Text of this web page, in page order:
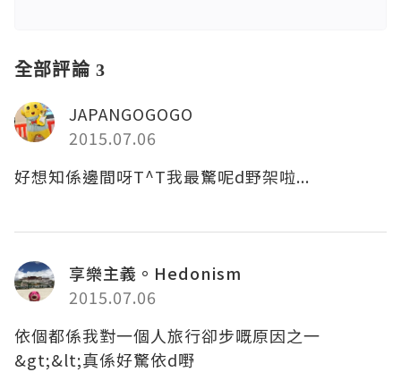
全部評論 3
JAPANGOGOGO
2015.07.06
好想知係邊間呀T^T我最驚呢d野架啦...
享樂主義。Hedonism
2015.07.06
依個都係我對一個人旅行卻步嘅原因之一
&gt;&lt;真係好驚依d嘢